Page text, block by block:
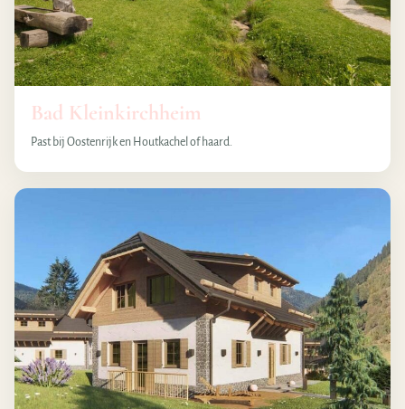
Bad Kleinkirchheim
Past bij Oostenrijk en Houtkachel of haard.